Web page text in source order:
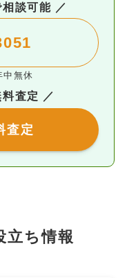
談可能 ／
中無休
査定 ／
査定
立ち情報